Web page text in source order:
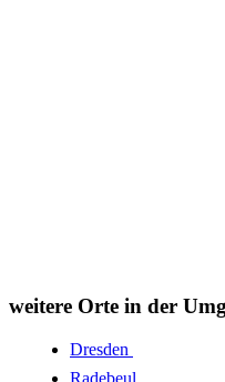
weitere Orte in der
Dresden
Radebeul